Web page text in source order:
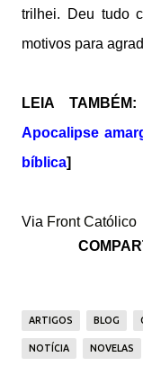
trilhei. Deu tudo
motivos para
LEIA
Apocalipse
bíblica]
Via Front Católico
ARTIGOS BLOG
NOTÍCIA NOVELAS